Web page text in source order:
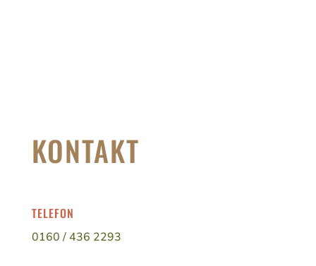
KONTAKT
TELEFON
0160 / 436 2293